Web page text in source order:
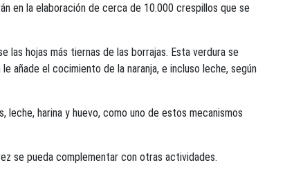
en la elaboración de cerca de 10.000 crespillos que se
hojas más tiernas de las borrajas. Esta verdura se
añade el cocimiento de la naranja, e incluso leche, según
harina y huevo, como uno de estos mecanismos
se pueda complementar con otras actividades.